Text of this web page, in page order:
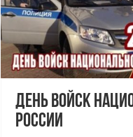
День войск
России